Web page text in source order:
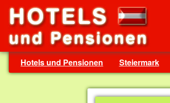
Hotels und Pensionen Steiermark